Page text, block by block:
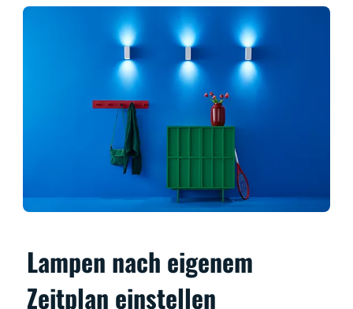
Lampen nach eigenem
Zeitplan einstellen